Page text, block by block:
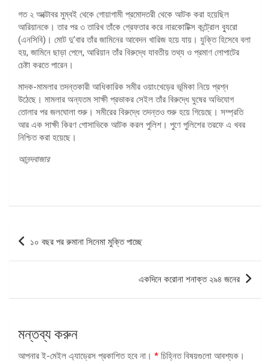
গত ২ অক্টোবর মুম্বই থেকে গোয়াগামী প্রমোদতরী থেকে আটক করা হয়েছিল
আরিয়ানকে। তার পর ৩ তারিখ তাঁকে গ্রেফতার করে নারকোটিক্স কন্ট্রোল ব্যুরো
(এনসিবি)। মোট দু’বার তাঁর জামিনের আবেদন খারিজ হয়ে যায়। যুক্তি হিসেবে বলা
হয়, জামিনে ছাড়া পেলে, আরিয়ান তাঁর বিরুদ্ধে যাবতীয় তথ্য ও প্রমাণ লোপাটের
চেষ্টা করতে পারেন।
মাদক-মামলার তদন্তকারী আধিকারিক সমীর ওয়াংখেড়ের ভূমিকা নিয়ে প্রশ্ন
উঠেছে। মামলার অন্যতম সাক্ষী প্রভাকর সেইল তাঁর বিরুদ্ধে ঘুষের অভিযোগ
তোলার পর জলঘোলা শুরু। সমীরের বিরুদ্ধে তদন্তও শুরু হয়ে গিয়েছে। সম্প্রতি
আর এক সাক্ষী কিরণ গোসাভিকে আটক করল পুলিশ। পুণে পুলিশের তরফে এ খবর
নিশ্চিত করা হয়েছে।
আনন্দবাজার
পোস্ট
১০ বছর পর রুমানা সিনেমা মুক্তি পাচ্ছে
একদিনে করোনা শনাক্ত ২৯৪ জনের
মন্তব্য করুন
আপনার ই-মেইল এ্যাড্রেস প্রকাশিত হবে না। * চিহ্নিত বিষয়গুলো আবশ্যক।